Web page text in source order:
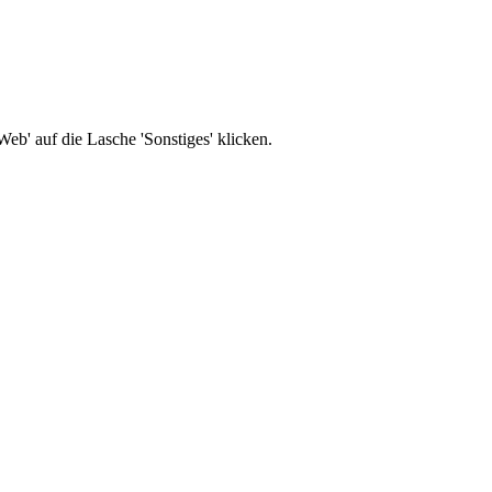
auf die Lasche 'Sonstiges' klicken.